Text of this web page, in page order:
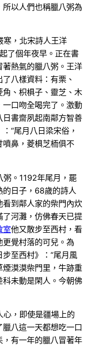
以人們也稱臘八粥為
寒，北宋詩人王洋
了個年夜早。正在書
熱氣的臘八粥。王洋
八樣資料：有栗、
、枳椇子、靈芝、木
口吻全喝完了。激動
書齋夙起南鄰方智善
“尾月八日梁宋俗，
鼻，菱椇芝栭俱不
粥。1192年尾月，罷
日子，68歲的詩人
到鄰人家的柴門內炊
河灘，仿佛春天已提
室他又散步至西村，看
覺村落的可兒。為
至西村》：“尾月風
漠漠柴門里，牛跡重
未動是閑人。今朝佛
心，即使是疆場上的
八這一天都想吃一口
有一年的臘八冒著年